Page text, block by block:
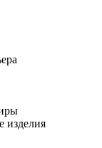
изделия